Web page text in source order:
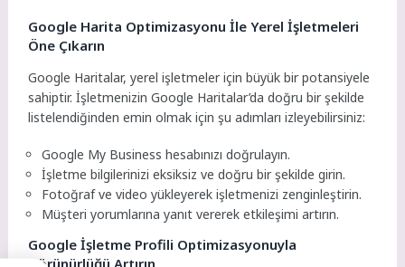
Google Harita Optimizasyonu İle Yerel İşletmeleri
Öne Çıkarın
Google Haritalar, yerel işletmeler için büyük bir potansiyele
sahiptir. İşletmenizin Google Haritalar’da doğru bir şekilde
listelendiğinden emin olmak için şu adımları izleyebilirsiniz:
Google My Business hesabınızı doğrulayın.
İşletme bilgilerinizi eksiksiz ve doğru bir şekilde girin.
Fotoğraf ve video yükleyerek işletmenizi zenginleştirin.
Müşteri yorumlarına yanıt vererek etkileşimi artırın.
Google İşletme Profili Optimizasyonuyla
Görünürlüğü Artırın